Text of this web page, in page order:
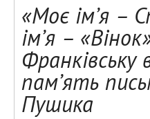
«Моє ім’я –
ім’я –
Франківську
пам’ять
Пушика